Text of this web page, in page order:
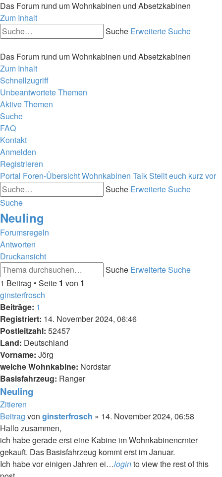
Das Forum rund um Wohnkabinen und Absetzkabinen
Zum Inhalt
Suche Erweiterte Suche
Das Forum rund um Wohnkabinen und Absetzkabinen
Zum Inhalt
Schnellzugriff
Unbeantwortete Themen
Aktive Themen
Suche
FAQ
Kontakt
Anmelden
Registrieren
Portal Foren-ÜbersichtWohnkabinen TalkStellt euch kurz vor
Suche Erweiterte Suche
Suche
Neuling
Forumsregeln
Antworten
Druckansicht
Suche Erweiterte Suche
1 Beitrag • Seite 1 von 1
ginsterfrosch
Beiträge: 1
Registriert: 14. November 2024, 06:46
Postleitzahl: 52457
Land: Deutschland
Vorname: Jörg
welche Wohnkabine: Nordstar
Basisfahrzeug: Ranger
Neuling
Zitieren
Beitrag von ginsterfrosch » 14. November 2024, 06:58
Hallo zusammen,
ich habe gerade erst eine Kabine im Wohnkabinencrnter
gekauft. Das Basisfahrzeug kommt erst im Januar.
Ich habe vor einigen Jahren ei…loginto view the rest of this